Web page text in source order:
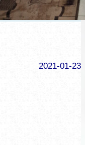
2021-01-23